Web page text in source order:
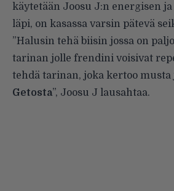
käytetään Joosu J:n energisen
läpi, on kasassa varsin pätevä
”Halusin tehä biisin jossa on
tarinan jolle frendini voisivat
tehdä tarinan, joka kertoo musta
Getosta”, Joosu J lausahtaa.